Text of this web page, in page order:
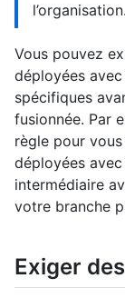
l’organisation.
Vous pouvez
déployées
spécifiques
fusionnée. Par
règle pour
déployées
intermédiaire
votre branche
Exiger